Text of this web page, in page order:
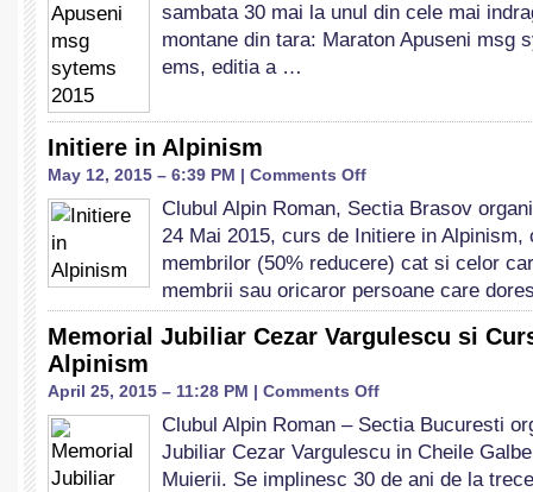
sytems
2015
sambata 30 mai la unul din cele mai
montane din tara: Maraton Apuseni msg
ems, editia a …
Initiere in Alpinism
May 12, 2015 – 6:39 PM | Comments Offon
in
Alpinism
Clubul Alpin Roman, Sectia Brasov
24 Mai 2015, curs de Initiere in Alpinism,
membrilor (50% reducere) cat si celor
membrii sau oricaror persoane care
Memorial Jubiliar Cezar Vargulescu si
Alpinism
April 25, 2015 – 11:28 PM | Comments Offon
Jubiliar
Cezar
Vargulescu
Clubul Alpin Roman – Sectia Bucuresti
Jubiliar Cezar Vargulescu in Cheile
Muierii. Se implinesc 30 de ani de la